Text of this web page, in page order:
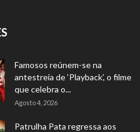
Famosos reúnem-se na
antestreia de ‘Playback’, o filme
que celebra o...
Agosto 4, 2026
Patrulha Pata regressa aos